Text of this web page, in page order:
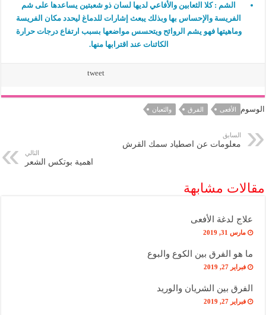
الشم : كلا الثعابين والأفاعي لديها لسان ذو شعبتين يساعدها على شم
الفريسة والإحساس بها وبذلك يبعث إشارات للدماغ ليحدد مكان الفريسة
وماهيتها فهو يشم الروائح ويتحسس مواضعها بسبب ارتفاع درجات حرارة
الكائنات عند اقترابها منها.
tweet
الوسوم الأفعى الفرق والثعبان
السابق
معلومات عن اصطياد سمك القرش
التالي
اهمية بوتكس الشعر
مقالات مشابهة
علاج لدغة الأفعى
مارس 31, 2019
ما هو الفرق بين الكوع والبوع
فبراير 27, 2019
الفرق بين الشريان والوريد
فبراير 27, 2019